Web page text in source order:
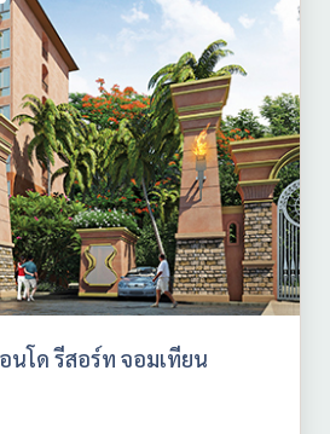
นโด รีสอร์ท จอมเทียน